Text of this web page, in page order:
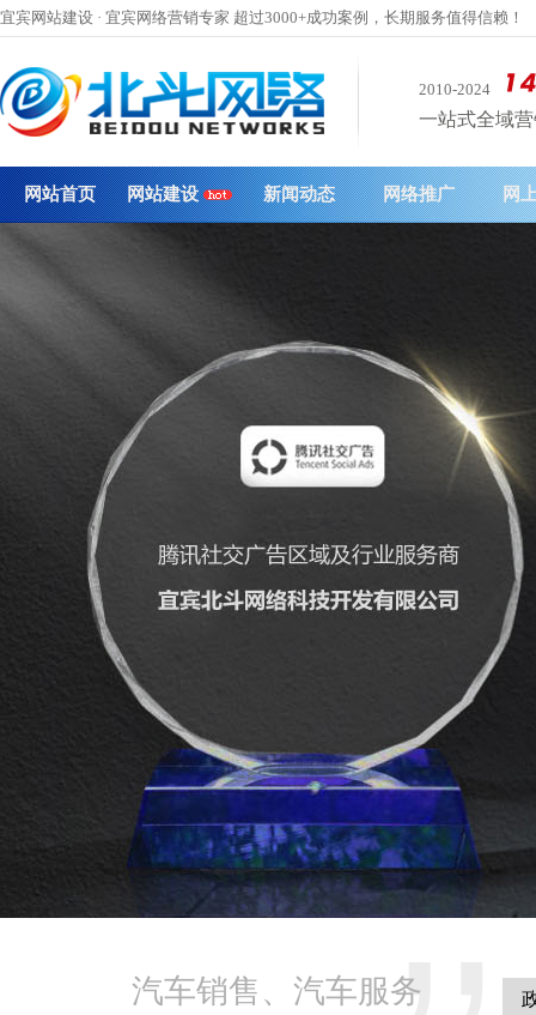
宜宾网站建设 · 宜宾网络营销专家 超过3000+成功案例，长期服务值得信赖！
2010-2024
一站式全域营
网站首页 网站建设 新闻动态 网络推广 网
汽车销售、汽车服务